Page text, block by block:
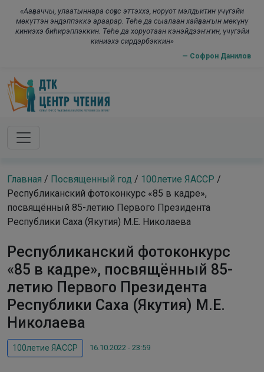
«Ааҕааччы, улаатыннара соҕус эттэххэ, норуот мэлдьитин үчүгэйи
мөкүттэн эндэппэккэ араарар. Төһө да сыалаан хайҕааҥын мөкүнү
киниэхэ биһирэппэккин. Төһө да хоруотаан кэнэйдээҥҥин, үчүгэйи
киниэхэ сирдэрбэккин»
— Софрон Данилов
Skip to main content
Главная / Посвященный год / 100летие ЯАССР /
Республиканский фотоконкурс «85 в кадре»,
посвящённый 85-летию Первого Президента
Республики Саха (Якутия) М.Е. Николаева
Республиканский фотоконкурс
«85 в кадре», посвящённый 85-
летию Первого Президента
Республики Саха (Якутия) М.Е.
Николаева
100летие ЯАССР 16.10.2022 - 23:59